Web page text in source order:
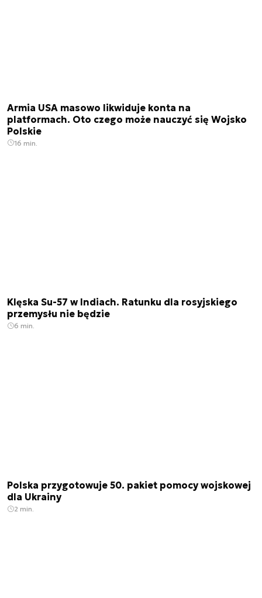
Armia USA masowo likwiduje konta na
platformach. Oto czego może nauczyć się Wojsko
Polskie
16 min.
Klęska Su-57 w Indiach. Ratunku dla rosyjskiego
przemysłu nie będzie
6 min.
Polska przygotowuje 50. pakiet pomocy wojskowej
dla Ukrainy
2 min.